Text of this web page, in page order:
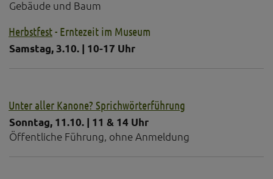
Herbstfest- Erntezeit im Museum
Samstag, 3.10. | 10-17 Uhr
Unter aller Kanone? Sprichwörterführung
Sonntag, 11.10. | 11 & 14 Uhr
Öffentliche Führung, ohne Anmeldung